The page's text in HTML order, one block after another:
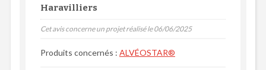
Haravilliers
Cet avis concerne un projet réalisé le 06/06/2025
Produits concernés : ALVÉOSTAR®